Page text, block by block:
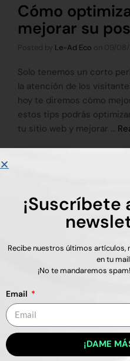
Cómo
mejorar su
Le-Ad Eco
Solo tenemos un corto
la atención de los
hoy te diremos cómo
estos tips podrás
tu sitio web y mejorar …
Sobre Le-
Somos la agencia digital
ser. Agencia de
transparente
QUIERO UNA
¡Suscríbete
Recibe nuestros últimos artículos,
en tu
¡No te mandaremos
Email
¡DAME